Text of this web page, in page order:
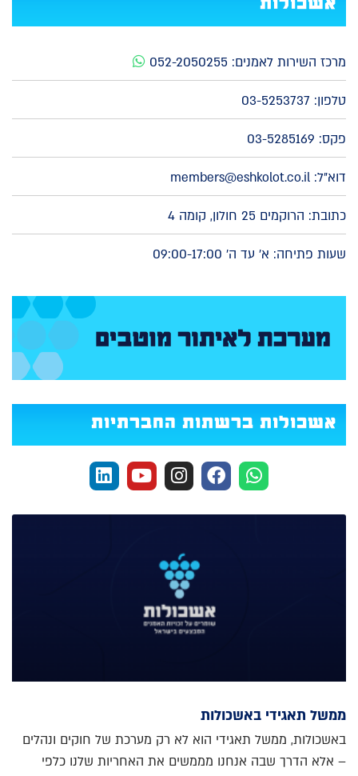
מרכז השירות לאמנים: 052-2050255
טלפון: 03-5253737
פקס: 03-5285169
דוא"ל: members@eshkolot.co.il
כתובת: הרוקמים 25 חולון, קומה 4
שעות פתיחה: א' עד ה' 09:00-17:00
אשכולות ברשתות החברתיות
ממשל תאגידי באשכולות
באשכולות, ממשל תאגידי הוא לא רק מערכת של חוקים ונהלים
– אלא הדרך שבה אנחנו מממשים את האחריות שלנו כלפי